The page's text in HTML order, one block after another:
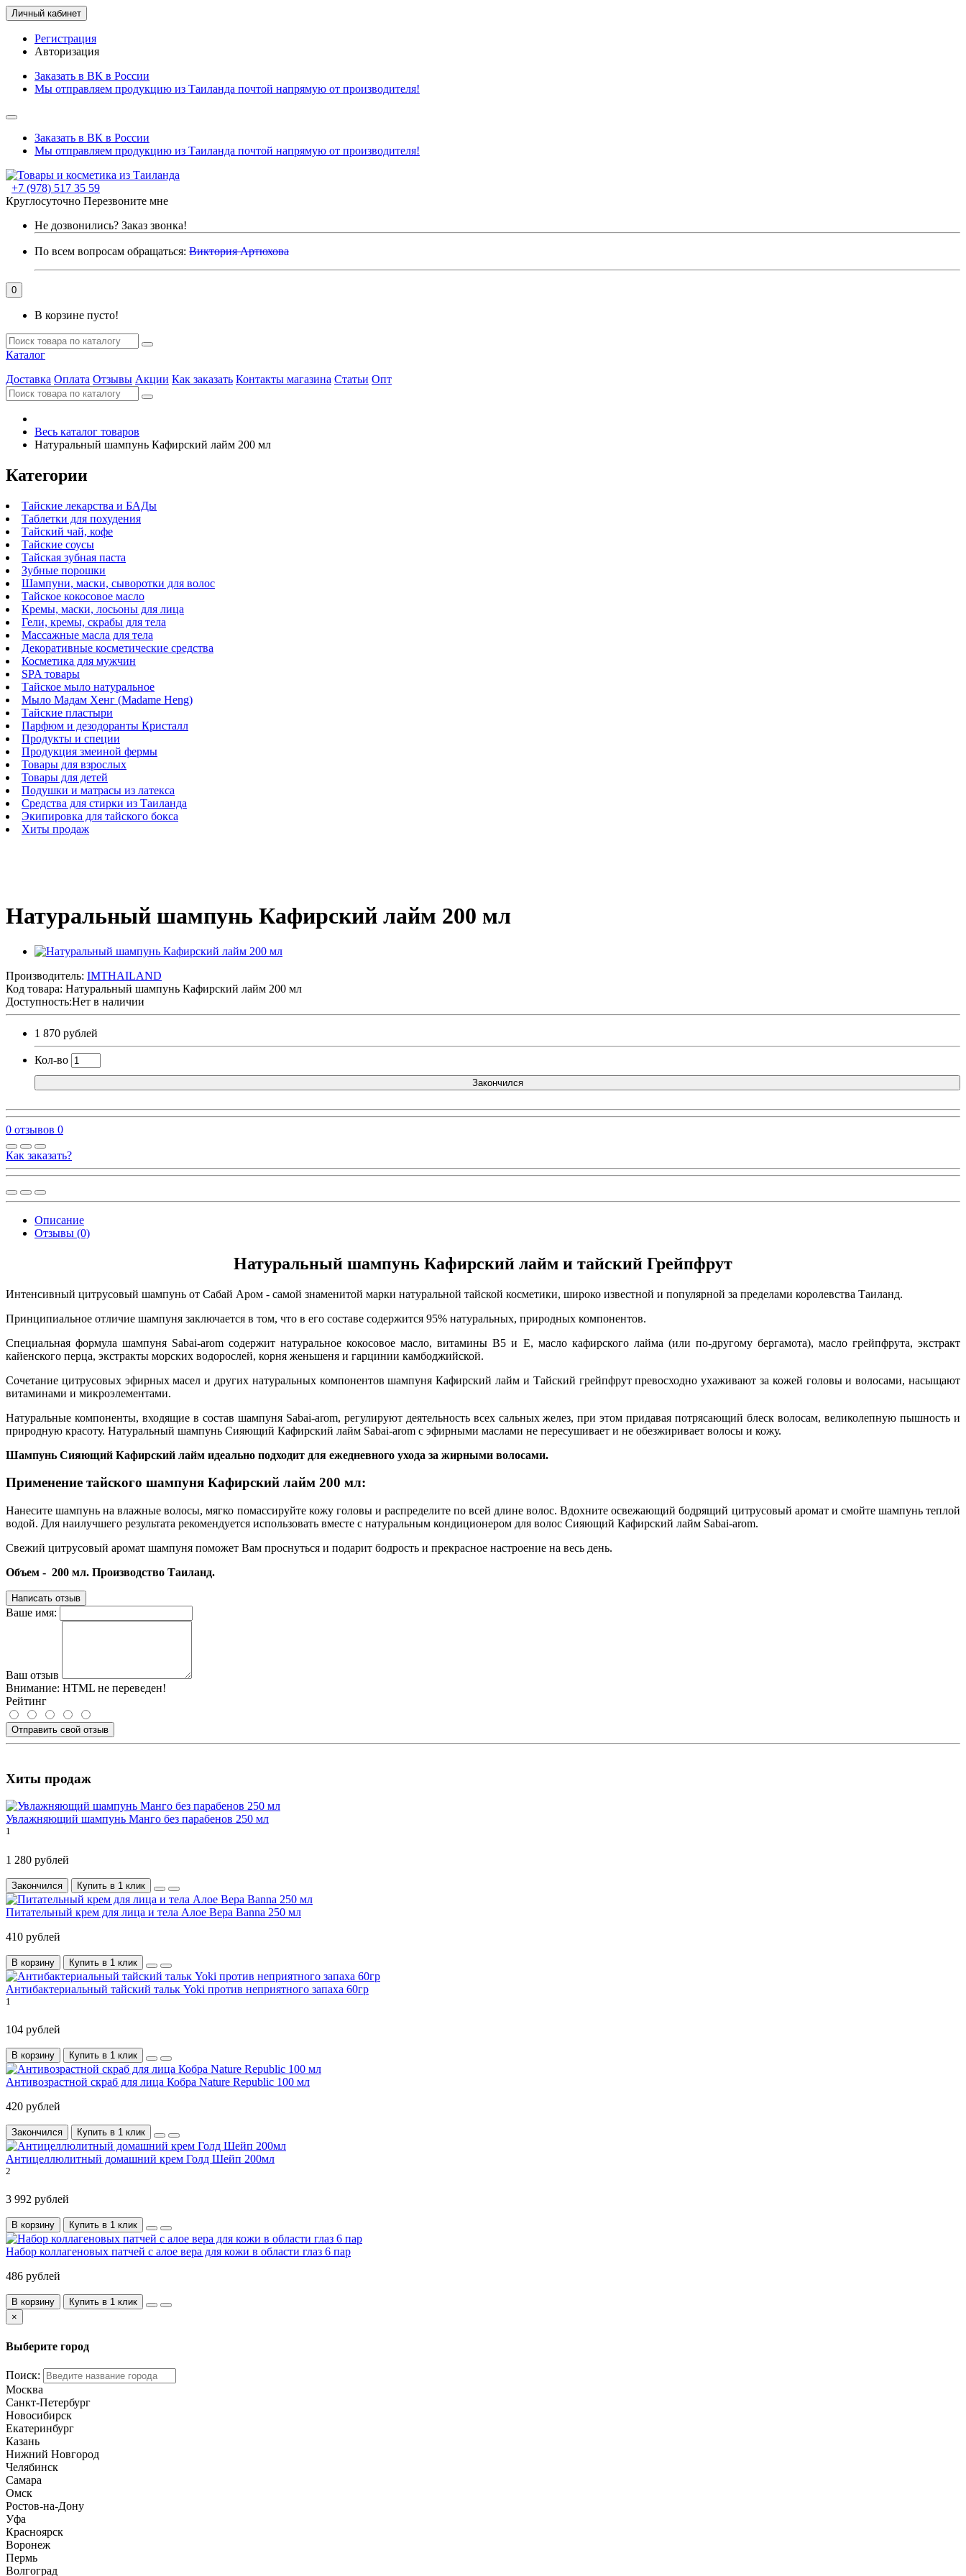
Личный кабинет
Регистрация
Авторизация
Заказать в ВК в России
Мы отправляем продукцию из Таиланда почтой напрямую от производителя!
Заказать в ВК в России
Мы отправляем продукцию из Таиланда почтой напрямую от производителя!
+7 (978) 517 35 59
Круглосуточно Перезвоните мне
Не дозвонились? Заказ звонка!
По всем вопросам обращаться: Виктория Артюхова
0
В корзине пусто!
Каталог
Доставка Оплата Отзывы Акции Как заказать Контакты магазина Статьи Опт
Весь каталог товаров
Натуральный шампунь Кафирский лайм 200 мл
Категории
Тайские лекарства и БАДы
Таблетки для похудения
Тайский чай, кофе
Тайские соусы
Тайская зубная паста
Зубные порошки
Шампуни, маски, сыворотки для волос
Тайское кокосовое масло
Кремы, маски, лосьоны для лица
Гели, кремы, скрабы для тела
Массажные масла для тела
Декоративные косметические средства
Косметика для мужчин
SPA товары
Тайское мыло натуральное
Мыло Мадам Хенг (Madame Heng)
Тайские пластыри
Парфюм и дезодоранты Кристалл
Продукты и специи
Продукция змеиной фермы
Товары для взрослых
Товары для детей
Подушки и матрасы из латекса
Средства для стирки из Таиланда
Экипировка для тайского бокса
Хиты продаж
Натуральный шампунь Кафирский лайм 200 мл
Производитель: IMTHAILAND
Код товара: Натуральный шампунь Кафирский лайм 200 мл
Доступность:Нет в наличии
1 870 рублей
Кол-во
Закончился
0 отзывов 0
Как заказать?
Описание
Отзывы (0)
Натуральный шампунь Кафирский лайм и тайский Грейпфрут
Интенсивный цитрусовый шампунь от Сабай Аром - самой знаменитой марки натуральной тайской косметики, широко известной и популярной за пределами королевства Таиланд.
Принципиальное отличие шампуня заключается в том, что в его составе содержится 95% натуральных, природных компонентов.
Специальная формула шампуня Sabai-arom содержит натуральное кокосовое масло, витамины B5 и E, масло кафирского лайма (или по-другому бергамота), масло грейпфрута, экстракт
кайенского перца, экстракты морских водорослей, корня женьшеня и гарцинии камбоджийской.
Сочетание цитрусовых эфирных масел и других натуральных компонентов шампуня Кафирский лайм и Тайский грейпфрут превосходно ухаживают за кожей головы и волосами, насыщают
витаминами и микроэлементами.
Натуральные компоненты, входящие в состав шампуня Sabai-arom, регулируют деятельность всех сальных желез, при этом придавая потрясающий блеск волосам, великолепную пышность и
природную красоту. Натуральный шампунь Сияющий Кафирский лайм Sabai-arom с эфирными маслами не пересушивает и не обезжиривает волосы и кожу.
Шампунь Сияющий Кафирский лайм идеально подходит для ежедневного ухода за жирными волосами.
Применение тайского шампуня Кафирский лайм 200 мл:
Нанесите шампунь на влажные волосы, мягко помассируйте кожу головы и распределите по всей длине волос. Вдохните освежающий бодрящий цитрусовый аромат и смойте шампунь теплой
водой. Для наилучшего результата рекомендуется использовать вместе с натуральным кондиционером для волос Сияющий Кафирский лайм Sabai-arom.
Свежий цитрусовый аромат шампуня поможет Вам проснуться и подарит бодрость и прекрасное настроение на весь день.
Объем - 200 мл. Производство Таиланд.
Написать отзыв
Ваше имя:
Ваш отзыв
Внимание: HTML не переведен!
Рейтинг
Отправить свой отзыв
Хиты продаж
Увлажняющий шампунь Манго без парабенов 250 мл
1
1 280 рублей
Закончился Купить в 1 клик
Питательный крем для лица и тела Алое Вера Banna 250 мл
410 рублей
В корзину Купить в 1 клик
Антибактериальный тайский тальк Yoki против неприятного запаха 60гр
1
104 рублей
В корзину Купить в 1 клик
Антивозрастной скраб для лица Кобра Nature Republic 100 мл
420 рублей
Закончился Купить в 1 клик
Антицеллюлитный домашний крем Голд Шейп 200мл
2
3 992 рублей
В корзину Купить в 1 клик
Набор коллагеновых патчей с алое вера для кожи в области глаз 6 пар
486 рублей
В корзину
Купить в 1 клик
×
Выберите город
Поиск:
Москва
Санкт-Петербург
Новосибирск
Екатеринбург
Казань
Нижний Новгород
Челябинск
Самара
Омск
Ростов-на-Дону
Уфа
Красноярск
Воронеж
Пермь
Волгоград